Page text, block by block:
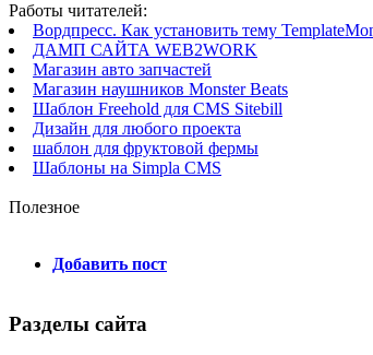
Работы читателей:
Вордпресс. Как установить тему
ДАМП САЙТА WEB2WORK
Магазин авто запчастей
Магазин наушников Monster Beats
Шаблон Freehold для CMS Sitebill
Дизайн для любого проекта
шаблон для фруктовой фермы
Шаблоны на Simpla CMS
Полезное
Добавить пост
Разделы сайта